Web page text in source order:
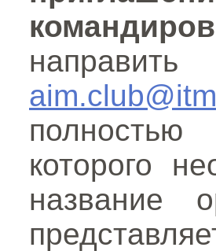
которого
название